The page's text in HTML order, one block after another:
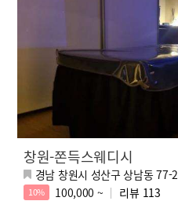
창원-쫀득스웨디시
경남 창원시 성산구 상남동 77-2
10% 100,000 ~ 리뷰 113